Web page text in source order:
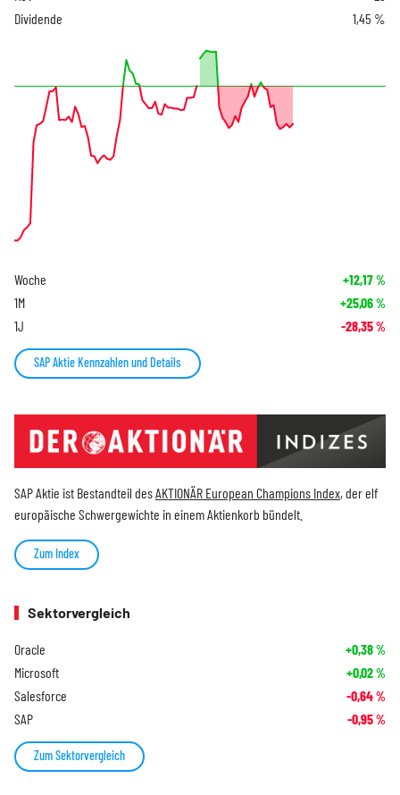
Dividende
1,45 %
Woche +12,17%
1M +25,06%
1J -28,35%
SAP Aktie Kennzahlen und Details
SAP Aktie ist Bestandteil desAKTIONÄR European Champions Index, der elf
europäische Schwergewichte in einem Aktienkorb bündelt.
Zum Index
Sektorvergleich
Oracle +0,38%
Microsoft +0,02%
Salesforce -0,64%
SAP -0,95%
Zum Sektorvergleich